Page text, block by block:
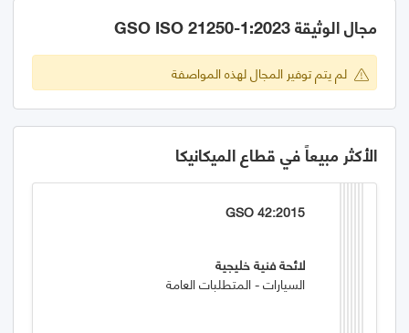
مجال الوثيقة GSO ISO 21250-1:2023
لم يتم توفير المجال لهذه المواصفة
الأكثر مبيعاً في قطاع الميكانيكا
GSO 42:2015
لائحة فنية خليجية
السيارات - المتطلبات العامة